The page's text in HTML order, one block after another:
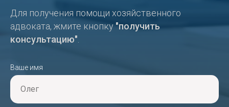
Для получения помощи хозяйственного
адвоката, жмите кнопку"получить
консультацию"
Ваше имя
Олег